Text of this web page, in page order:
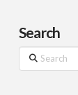
Search
Search